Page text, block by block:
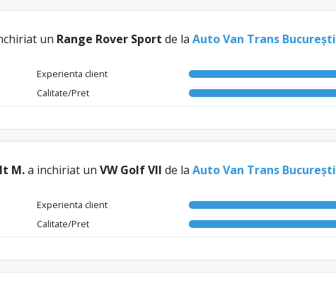
un Range Rover Sport de la Auto Van Trans București
Experienta client
Calitate/Pret
M.a inchiriat un VW Golf VII de la Auto Van Trans București
Experienta client
Calitate/Pret